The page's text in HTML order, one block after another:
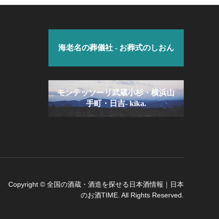
海老名の葬儀社 - お葬式のしおん
モンテッソーリ武蔵小杉・横浜山
手町・日吉- kika.
Copyright © 全国の酒蔵・酒造を探せる日本酒情報｜日本
のお酒TIME. All Rights Reserved.